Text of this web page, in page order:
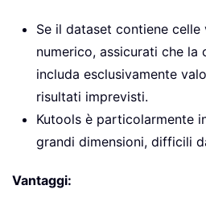
Se il dataset contiene
numerico, assicurati che la
includa esclusivamente
risultati imprevisti.
Kutools è particolarmente
grandi dimensioni, difficili
Vantaggi: